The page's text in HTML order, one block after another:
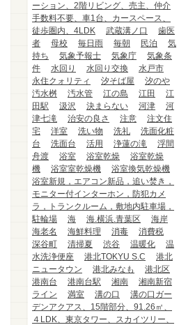
ーション、2階リビング、売主、仲介
手数料不要、車1台、カースペース、
徒歩圏内、4LDK
武蔵溝ノ口
歯医
者
母校 毎日雨 毎朝 民泊
気
持ち
気象予報士 気象庁
気象条
件
水回り 水回り交換
水戸市
永住クォリティ
汐そば屋
汐のや
汚水桝
汚水管 江の島 江田
江
田駅
汲沢 決まらない 河津
河
津七滝
治安の良さ 注意
注文住
宅
洋室 洗い物 洗礼
洗面化粧
台
洗面台 活用 浄蓮の滝
浮間
舟渡
浴室 浴室乾燥
浴室乾燥
機
浴室室乾燥機
浴室換気乾燥機
浴室新規，エアコン新品，追い焚き，
モニター付インターホン，防犯カメ
ラ，トランクルーム，敷地内駐車場，
駐輪場
海 海.横浜.青葉区
海岸
海老名
海鮮料理 消毒
消費税
深谷町
清掃夏 渋谷 温暖化
温
水洗浄便座
港北TOKYU S.C
港北
ニュータウン
港北みなも
港北区
港南台
港南台駅 湘南
湘南新宿
ライン
満室 溝の口
溝の口ガー
デンアクアス、15階部分、91.26㎡、
４LDK、東京タワー、スカイツリー、